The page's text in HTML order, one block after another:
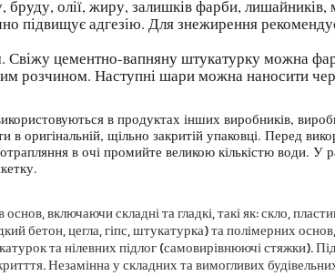
олії, жиру, залишків фарби, лишайників,
підвищує адгезію. Для знежирення
цементно-вапняну штукатурку можна
розчином. Наступні шари можна наносити
в продуктах інших виробників,
оригінальній, щільно закритій упаковці. Перед
в очі промийте великою кількістю води. У
включаючи складні та гладкі, такі як: скло,
бетон, цегла, гіпс, штукатурка) та полімерних
та нілевних підлог (самовирівнюючі стяжки).
Незамінна у складних та вимогливих